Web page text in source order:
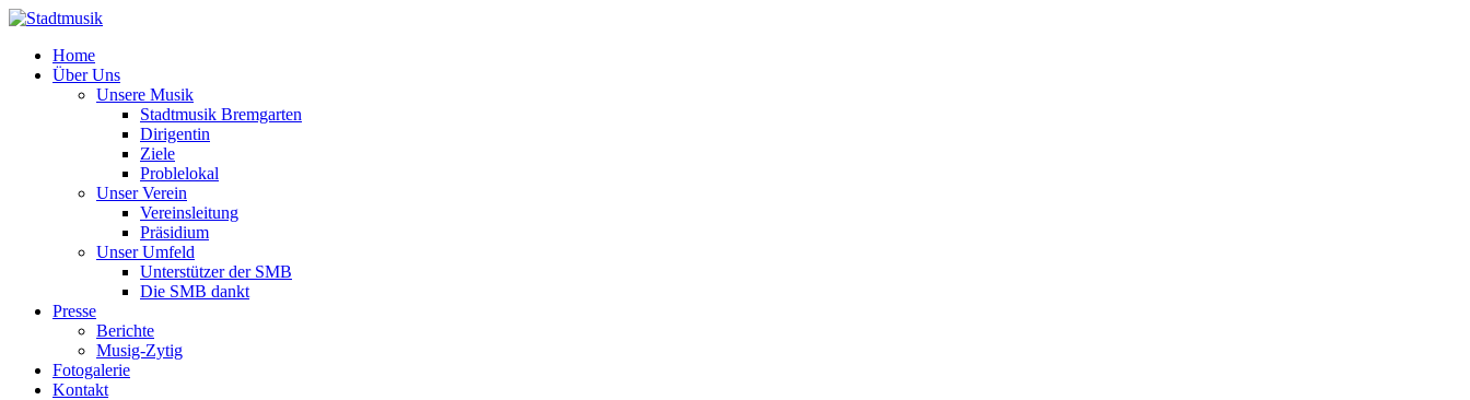
Home
Über Uns
Unsere Musik
Stadtmusik Bremgarten
Dirigentin
Ziele
Problelokal
Unser Verein
Vereinsleitung
Präsidium
Unser Umfeld
Unterstützer der SMB
Die SMB dankt
Presse
Berichte
Musig-Zytig
Fotogalerie
Kontakt